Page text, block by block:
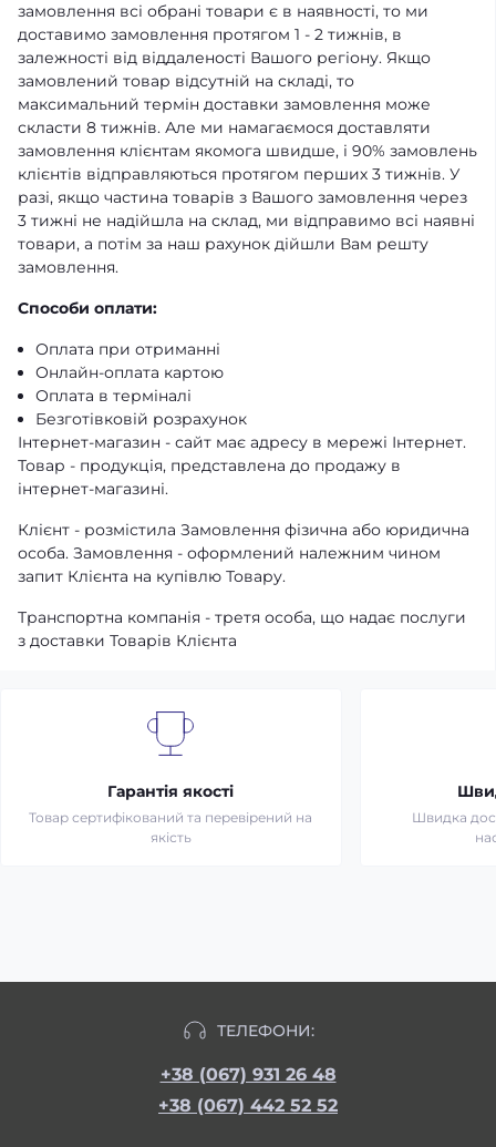
замовлення всі обрані товари є в наявності, то ми
доставимо замовлення протягом 1 - 2 тижнів, в
залежності від віддаленості Вашого регіону. Якщо
замовлений товар відсутній на складі, то
максимальний термін доставки замовлення може
скласти 8 тижнів. Але ми намагаємося доставляти
замовлення клієнтам якомога швидше, і 90% замовлень
клієнтів відправляються протягом перших 3 тижнів. У
разі, якщо частина товарів з Вашого замовлення через
3 тижні не надійшла на склад, ми відправимо всі наявні
товари, а потім за наш рахунок дійшли Вам решту
замовлення.
Способи оплати:
Оплата при отриманні
Онлайн-оплата картою
Оплата в терміналі
Безготівковій розрахунок
Інтернет-магазин - сайт має адресу в мережі Інтернет.
Товар - продукція, представлена ​​до продажу в
інтернет-магазині.
Клієнт - розмістила Замовлення фізична або юридична
особа. Замовлення - оформлений належним чином
запит Клієнта на купівлю Товару.
Транспортна компанія - третя особа, що надає послуги
з доставки Товарів Клієнта
Гарантія якості
Товар сертифікований та перевірений на
якість
Швидка
ТЕЛЕФОНИ:
+38 (067) 931 26 48
+38 (067) 442 52 52